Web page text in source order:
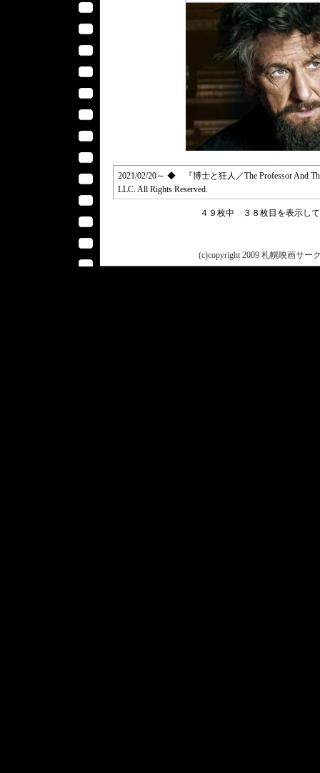
2021/02/20～ ◆ 『博士と狂人／The Professor And
LLC. All Rights Reserved.
４９枚中 ３８枚目を表示し
(c)copyright 2009 札幌映画サー